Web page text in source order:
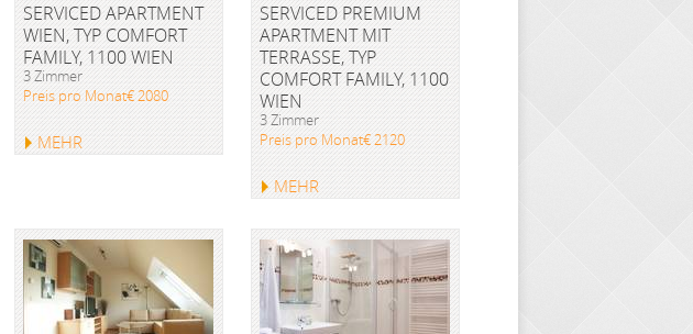
SERVICED APARTMENT
WIEN, TYP COMFORT
FAMILY, 1100 WIEN
3 Zimmer
Preis pro Monat€ 2080
MEHR
SERVICED PREMIUM
APARTMENT MIT
TERRASSE, TYP
COMFORT FAMILY, 1100
WIEN
3 Zimmer
Preis pro Monat€ 2120
MEHR